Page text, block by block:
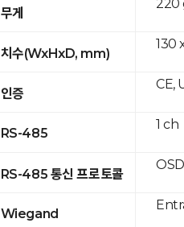
무게
치수(WxHxD, mm)
인증
RS-485
RS-485 통신 프로토콜
Wiegand
220
130
CE,
1 ch